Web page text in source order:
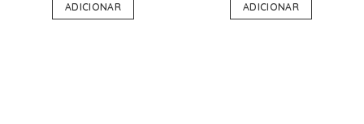
ADICIONAR ADICIONAR